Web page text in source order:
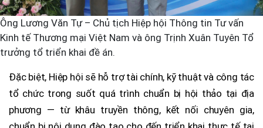
Ông Lương Văn Tự – Chủ tịch Hiệp hội Thông tin Tư vấn
Kinh tế Thương mại Việt Nam và ông Trịnh Xuân Tuyên Tổ
trưởng tổ triển khai đề án.
Đặc biệt, Hiệp hội sẽ hỗ trợ tài chính, kỹ thuật và công tác
tổ chức trong suốt quá trình chuẩn bị hội thảo tại địa
phương — từ khâu truyền thông, kết nối chuyên gia,